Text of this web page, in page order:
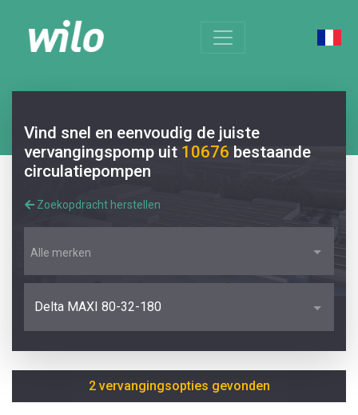
Vind snel en eenvoudig de juiste
vervangingspomp uit 10676 bestaande
circulatiepompen
Zoekopdracht herstellen
Alle merken
Delta MAXI 80-32-180
2 vervangingsopties gevonden